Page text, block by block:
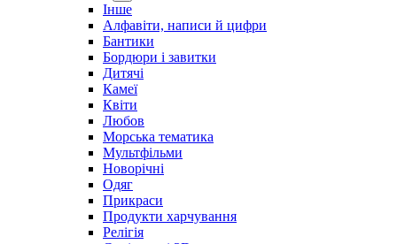
Інше
Алфавіти, написи й цифри
Бантики
Бордюри і завитки
Дитячі
Камеї
Квіти
Любов
Морська тематика
Мультфільми
Новорічні
Одяг
Прикраси
Продукти харчування
Релігія